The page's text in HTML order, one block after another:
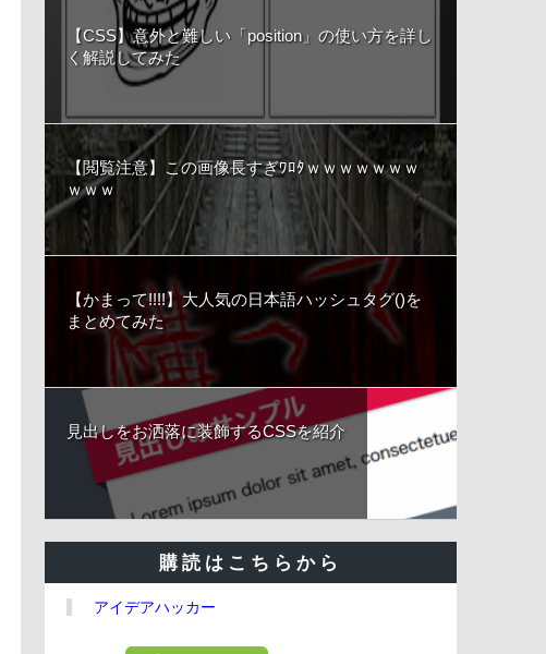
【CSS】意外と難しい「position」の使い方を詳し
く解説してみた
【閲覧注意】この画像長すぎﾜﾛﾀｗｗｗｗｗｗｗ
ｗｗｗ
【かまって!!!!】大人気の日本語ハッシュタグ()を
まとめてみた
見出しをお洒落に装飾するCSSを紹介
購読はこちらから
アイデアハッカー